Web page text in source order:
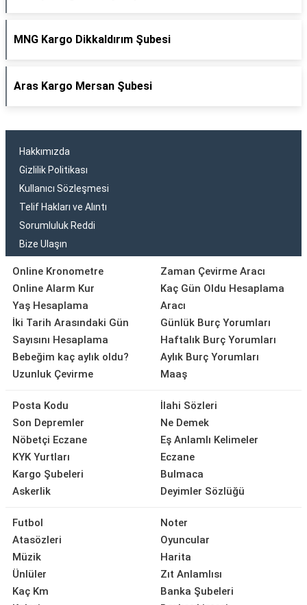
MNG Kargo Dikkaldırım Şubesi
Aras Kargo Mersan Şubesi
Hakkımızda
Gizlilik Politikası
Kullanıcı Sözleşmesi
Telif Hakları ve Alıntı
Sorumluluk Reddi
Bize Ulaşın
Online Kronometre
Online Alarm Kur
Yaş Hesaplama
İki Tarih Arasındaki Gün
Sayısını Hesaplama
Bebeğim kaç aylık oldu?
Uzunluk Çevirme
Zaman Çevirme Aracı
Kaç Gün Oldu Hesaplama
Aracı
Günlük Burç Yorumları
Haftalık Burç Yorumları
Aylık Burç Yorumları
Maaş
Posta Kodu
Son Depremler
Nöbetçi Eczane
KYK Yurtları
Kargo Şubeleri
Askerlik
İlahi Sözleri
Ne Demek
Eş Anlamlı Kelimeler
Eczane
Bulmaca
Deyimler Sözlüğü
Futbol
Atasözleri
Müzik
Ünlüler
Kaç Km
Noter
Oyuncular
Harita
Zıt Anlamlısı
Banka Şubeleri